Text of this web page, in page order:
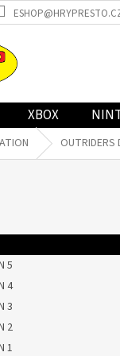
XBOX
OUTRIDERS
5
4
3
2
1